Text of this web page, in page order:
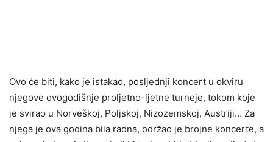
Ovo će biti, kako je istakao, posljednji koncert u okviru
njegove ovogodišnje proljetno-ljetne turneje, tokom koje
je svirao u Norveškoj, Poljskoj, Nizozemskoj, Austriji… Za
njega je ova godina bila radna, održao je brojne koncerte, a